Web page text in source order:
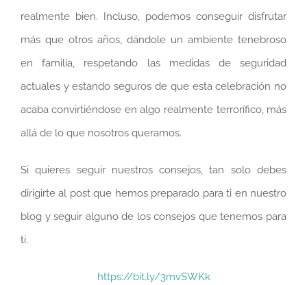
realmente bien. Incluso, podemos conseguir disfrutar
más que otros años, dándole un ambiente tenebroso
en familia, respetando las medidas de seguridad
actuales y estando seguros de que esta celebración no
acaba convirtiéndose en algo realmente terrorífico, más
allá de lo que nosotros queramos.
Si quieres seguir nuestros consejos, tan solo debes
dirigirte al post que hemos preparado para ti en nuestro
blog y seguir alguno de los consejos que tenemos para
ti.
https://bit.ly/3mvSWKk